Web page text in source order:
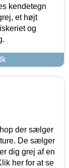
kendetegn
et højt
og
der sælger
De sælger
dig grej af en
her for at se